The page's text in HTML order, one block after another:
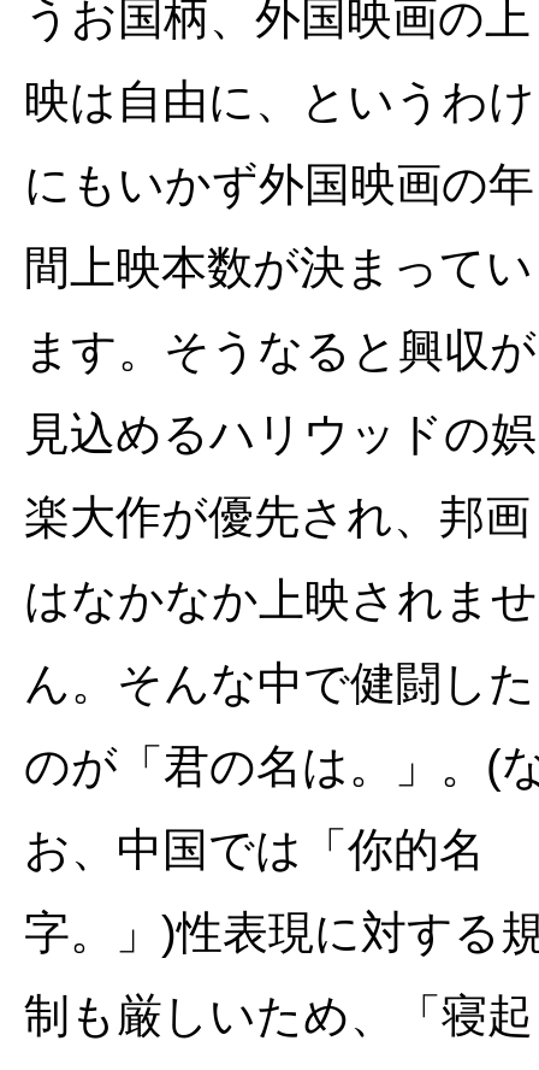
うお国柄、外国映画の上
映は自由に、というわけ
にもいかず外国映画の年
間上映本数が決まってい
ます。そうなると興収が
見込めるハリウッドの娯
楽大作が優先され、邦画
はなかなか上映されませ
ん。そんな中で健闘した
のが「君の名は。」。(
お、中国では「你的名
字。」)性表現に対する
制も厳しいため、「寝起